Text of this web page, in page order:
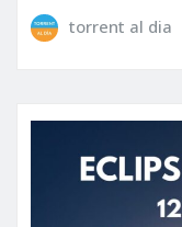
torrent al dia